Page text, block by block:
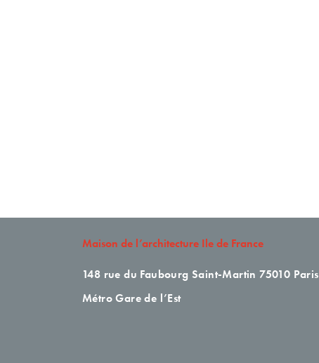
Maison de l’architecture Ile de France
148 rue du Faubourg Saint-Martin 75010 Paris
Métro Gare de l’Est